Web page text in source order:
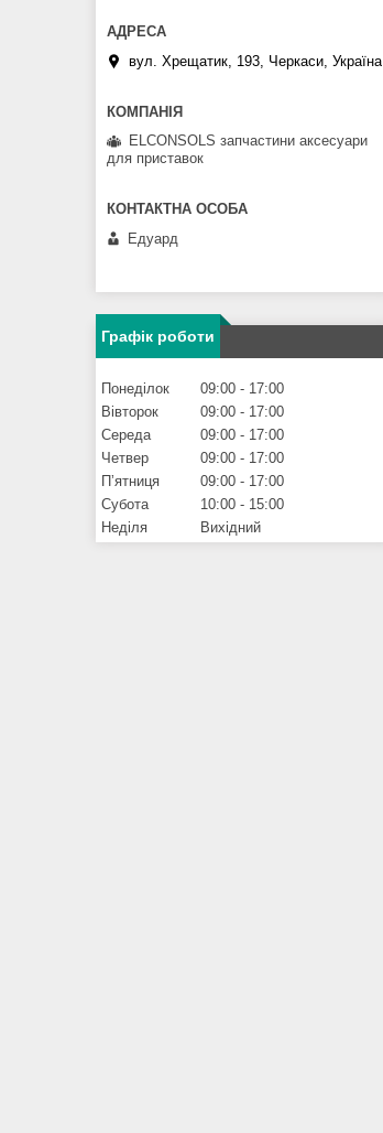
вул. Хрещатик, 193, Черкаси, Україна
ELCONSOLS запчастини аксесуари
для приставок
Едуард
Графік роботи
Понеділок 09:00
17:00
Вівторок
09:00
17:00
Середа
09:00
17:00
Четвер
09:00
17:00
Пʼятниця
09:00
17:00
Субота
10:00
15:00
Неділя
Вихідний